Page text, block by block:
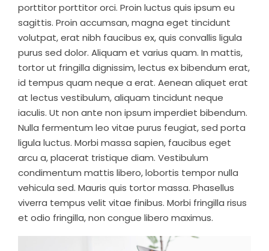
porttitor porttitor orci. Proin luctus quis ipsum eu
sagittis. Proin accumsan, magna eget tincidunt
volutpat, erat nibh faucibus ex, quis convallis ligula
purus sed dolor. Aliquam et varius quam. In mattis,
tortor ut fringilla dignissim, lectus ex bibendum erat,
id tempus quam neque a erat. Aenean aliquet erat
at lectus vestibulum, aliquam tincidunt neque
iaculis. Ut non ante non ipsum imperdiet bibendum.
Nulla fermentum leo vitae purus feugiat, sed porta
ligula luctus. Morbi massa sapien, faucibus eget
arcu a, placerat tristique diam. Vestibulum
condimentum mattis libero, lobortis tempor nulla
vehicula sed. Mauris quis tortor massa. Phasellus
viverra tempus velit vitae finibus. Morbi fringilla risus
et odio fringilla, non congue libero maximus.